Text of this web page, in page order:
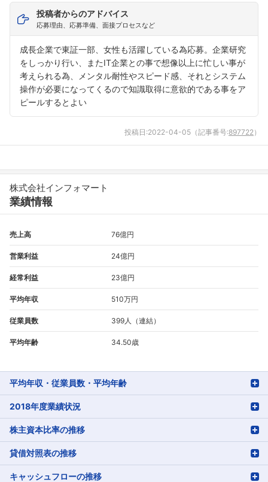
フォローしました
投稿者からのアドバイス
応募理由、応募準備、面接プロセスなど
成長企業で東証一部、女性も活躍している為応募。企業研究
をしっかり行い、またIT企業との事で想像以上に忙しい事が
考えられる為、メンタル耐性やスピード感、それとシステム
操作が必要になってくるので知識取得に意欲的である事をア
ピールするとよい
投稿日:2022-04-05 （記事番号:897722）
株式会社インフォマート
業績情報
売上高 76億円
営業利益 24億円
経常利益 23億円
平均年収 510万円
従業員数 399人（連結）
平均年齢 34.50歳
平均年収・従業員数・平均年齢
2018年度業績状況
株主資本比率の推移
貸借対照表の推移
キャッシュフローの推移